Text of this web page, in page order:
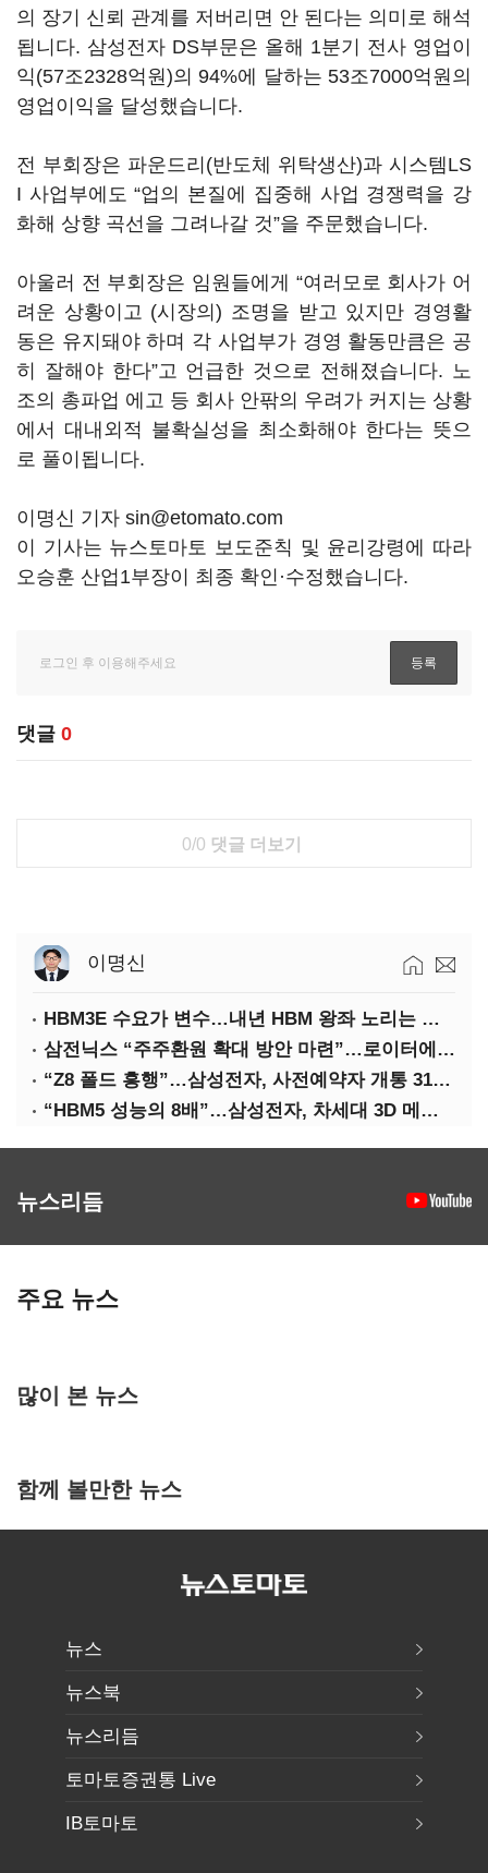
의 장기 신뢰 관계를 저버리면 안 된다는 의미로 해석
됩니다. 삼성전자 DS부문은 올해 1분기 전사 영업이
익(57조2328억원)의 94%에 달하는 53조7000억원의
영업이익을 달성했습니다.
전 부회장은 파운드리(반도체 위탁생산)과 시스템LS
I 사업부에도 “업의 본질에 집중해 사업 경쟁력을 강
화해 상향 곡선을 그려나갈 것”을 주문했습니다.
아울러 전 부회장은 임원들에게 “여러모로 회사가 어
려운 상황이고 (시장의) 조명을 받고 있지만 경영활
동은 유지돼야 하며 각 사업부가 경영 활동만큼은 공
히 잘해야 한다”고 언급한 것으로 전해졌습니다. 노
조의 총파업 에고 등 회사 안팎의 우려가 커지는 상황
에서 대내외적 불확실성을 최소화해야 한다는 뜻으
로 풀이됩니다.
이명신 기자 sin@etomato.com
이 기사는 뉴스토마토 보도준칙 및 윤리강령에 따라
오승훈 산업1부장이 최종 확인·수정했습니다.
댓글 0
0/0 댓글 더보기
이명신
HBM3E 수요가 변수…내년 HBM 왕좌 노리는 삼성
삼전닉스 “주주환원 확대 방안 마련”…로이터에 성명 보내
“Z8 폴드 흥행”…삼성전자, 사전예약자 개통 31일까지 연장
“HBM5 성능의 8배”…삼성전자, 차세대 3D 메모리 ‘zHBM’ 공개
뉴스리듬
주요 뉴스
많이 본 뉴스
함께 볼만한 뉴스
뉴스
뉴스북
뉴스리듬
토마토증권통 Live
IB토마토